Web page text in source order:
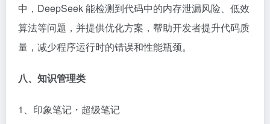
中，DeepSeek 能检测到代码中的内存泄漏风险、低效
算法等问题，并提供优化方案，帮助开发者提升代码质
量，减少程序运行时的错误和性能瓶颈。​
八、知识管理类​
1、印象笔记・超级笔记​